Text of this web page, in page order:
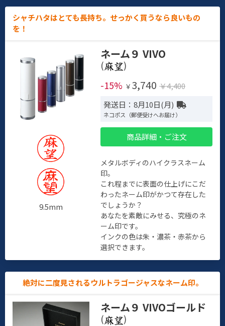
シャチハタはとても長持ち。せっかく買うなら良いもの
を！
9.5mm
ネーム９ VIVO
(
)
-15% ￥ 3,740 ￥4,400
発送日：8月10日(月)
ネコポス（郵便受けへお届け）
商品詳細・ご注文
メタルボディのハイクラスネーム
印。
これ程までに表面の仕上げにこだ
わったネーム印がかつて存在した
でしょうか？
あなたを素敵にみせる、究極のネ
ーム印です。
インクの色は朱・濃茶・赤茶から
選択できます。
絶対に二度見されるウルトラゴージャスなネーム印。
ネーム９ VIVOゴールド
(
)